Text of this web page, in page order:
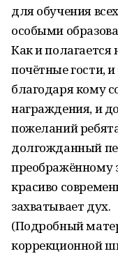
для обучения
особыми
Как и
почётные гости,
благодаря кому
награждения, и
пожеланий
долгожданный
преображённому
красиво
захватывает дух.
(Подробный
коррекционной